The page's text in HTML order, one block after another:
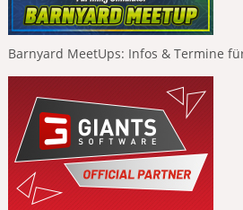
Barnyard MeetUps: Infos & Termine